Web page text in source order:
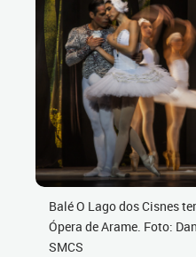
Balé O Lago dos Cisnes
Ópera de Arame. Foto:
SMCS